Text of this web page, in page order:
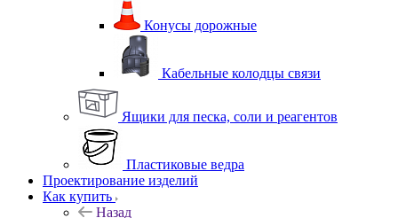
Конусы дорожные
Кабельные колодцы связи
Ящики для песка, соли и реагентов
Пластиковые ведра
Проектирование изделий
Как купить
Назад